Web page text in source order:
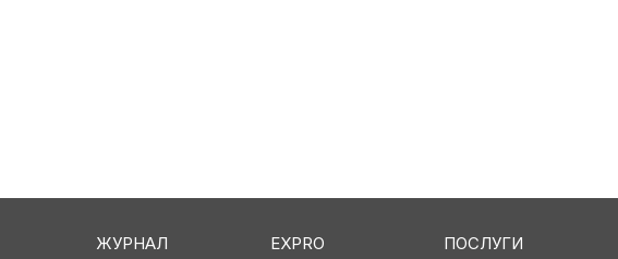
ЖУРНАЛ EXPRO ПОСЛУГИ